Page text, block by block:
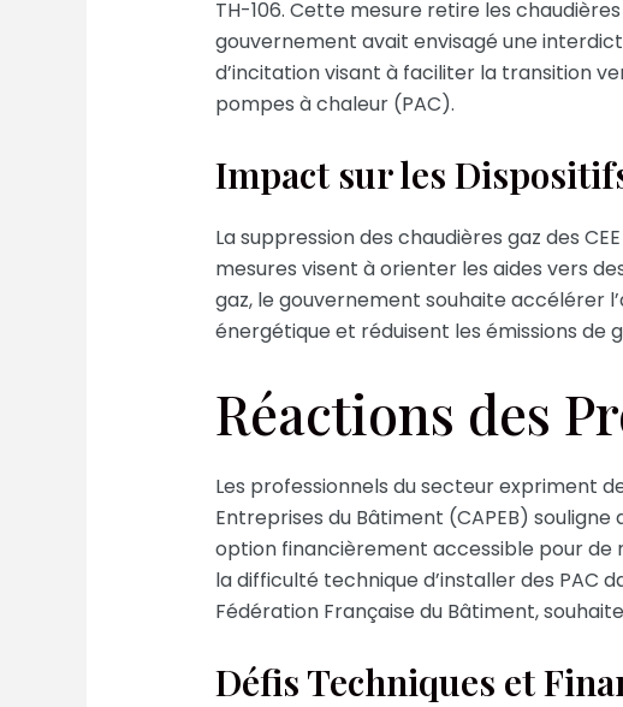
TH-106. Cette mesure retire les
gouvernement avait envisagé une
d’incitation visant à faciliter la transition
pompes à chaleur (PAC).
Impact sur les
La suppression des chaudières gaz des
mesures visent à orienter les aides vers
gaz, le gouvernement souhaite accélérer
énergétique et réduisent les émissions de
Réactions des
Les professionnels du secteur expriment
Entreprises du Bâtiment (CAPEB)
option financièrement accessible pour de
la difficulté technique d’installer des PAC
Fédération Française du Bâtiment,
Défis Techniques et